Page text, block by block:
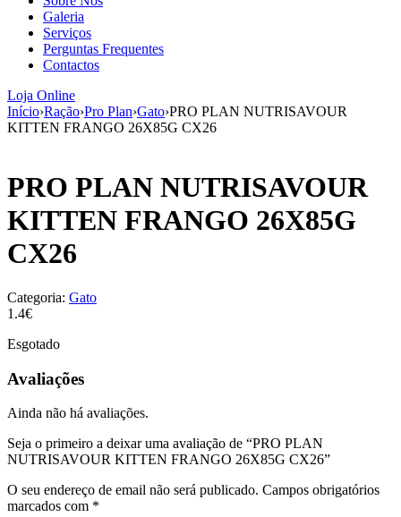
Galeria
Serviços
Perguntas Frequentes
Contactos
Loja Online
Início›Ração›Pro Plan›Gato›PRO PLAN NUTRISAVOUR
KITTEN FRANGO 26X85G CX26
PRO PLAN NUTRISAVOUR
KITTEN FRANGO 26X85G
CX26
Categoria: Gato
1.4€
Esgotado
Avaliações
Ainda não há avaliações.
Seja o primeiro a deixar uma avaliação de “PRO PLAN
NUTRISAVOUR KITTEN FRANGO 26X85G CX26”
O seu endereço de email não será publicado. Campos obrigatórios
marcados com *
aumenta a
probabilidade
de ver
conteúdo e
ofertas